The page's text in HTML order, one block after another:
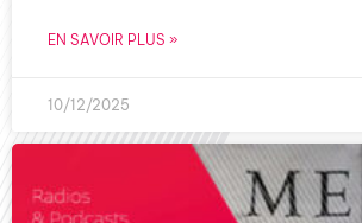
EN SAVOIR PLUS »
10/12/2025